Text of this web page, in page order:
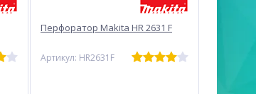
Перфоратор Makita HR 2631 F
Артикул: HR2631F